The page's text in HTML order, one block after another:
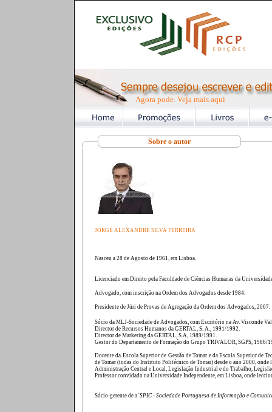
Agora pode. Veja mais aqui
Sobre o autor
JORGE ALEXANDRE SILVA FERREIRA
Nasceu a 28 de Agosto de 1961, em Lisboa.
Licenciado em Direito pela Faculdade de Ciências Humanas da
Advogado, com inscrição na Ordem dos Advogados desde 1984.
Presidente de Júri de Provas de Agregação da Ordem dos Advogados, 2007.
Sócio da MLJ-Sociedade de Advogados, com Escritório na Av. Visconde
Director de Recursos Humanos da GERTAL, S. A., 1991/1992.
Director de Marketing da GERTAL, S.A, 1989/1991.
Gestor do Departamento de Formação do Grupo TRIVALOR, SGPS, 1986/
Docente da Escola Superior de Gestão de Tomar e da Escola Superior de
de Tomar (todas do Instituto Politécnico de Tomar) desde o ano 2000,
Administração Central e Local, Legislação Industrial e do Trabalho,
Professor convidado na Universidade Independente, em Lisboa, onde
Sócio-gerente de a 'SPIC - Sociedade Portuguesa de Informação e